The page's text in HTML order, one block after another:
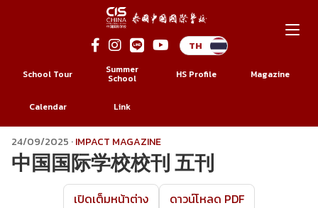
Skip
content
School Tour Summer
School HS Profile Magazine
Calendar Link
24/09/2025 ·IMPACT MAGAZINE
中国国际学校校刊 五刊
เปิดเต็มหน้าต่าง ดาวน์โหลด PDF